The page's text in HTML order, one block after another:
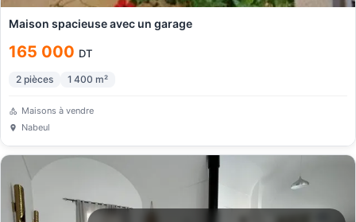
Maison spacieuse avec un garage
165 000 DT
2 pièces 1 400 m²
Maisons à vendre
Nabeul